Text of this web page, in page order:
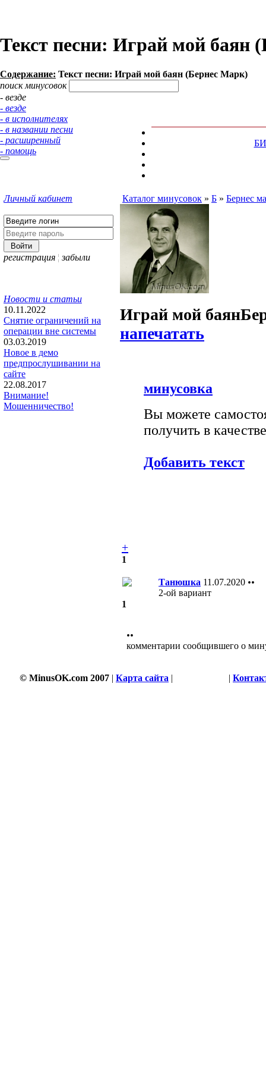
Текст песни: Играй мой баян
Содержание: Текст песни: Играй мой баян (Бернес Марк)
поиск минусовок
- везде
- везде
- в исполнителях
- в названии песни
- расширенный
- помощь
Личный кабинет
регистрация ¦ забыли
Новости и статьи
10.11.2022
Снятие ограничений на
операции вне системы
03.03.2019
Новое в демо
предпрослушивании на
сайте
22.08.2017
Внимание!
Мошенничество!
Каталог минусовок » Б » Бернес
Играй мой баян
напечатать
минусовка
Вы можете
получить в
Добавить текст
+
1
Танюшка 11.07.2020 ••
2-ой вариант
1
••
комментарии сообщившего о
© MinusOK.com 2007 | Карта сайта | |